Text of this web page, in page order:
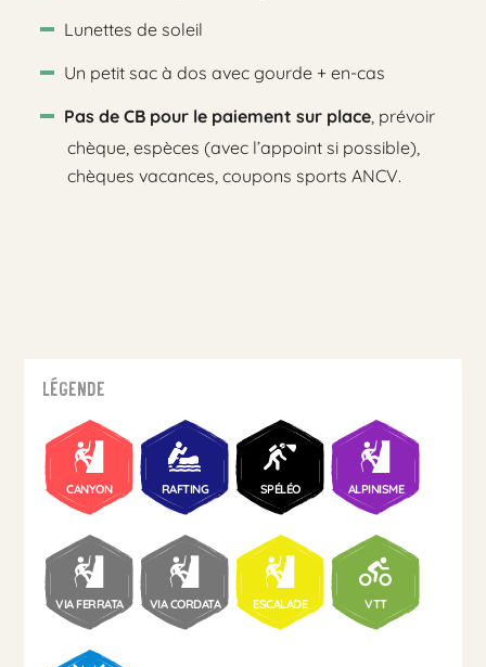
Lunettes de soleil
Un petit sac à dos avec gourde + en-cas
Pas de CB pour le paiement sur place, prévoir
chèque, espèces (avec l’appoint si possible),
chèques vacances, coupons sports ANCV.
Légende
CANYON RAFTING SPÉLÉO ALPINISME
VIA FERRATA VIA CORDATA ESCALADE VTT